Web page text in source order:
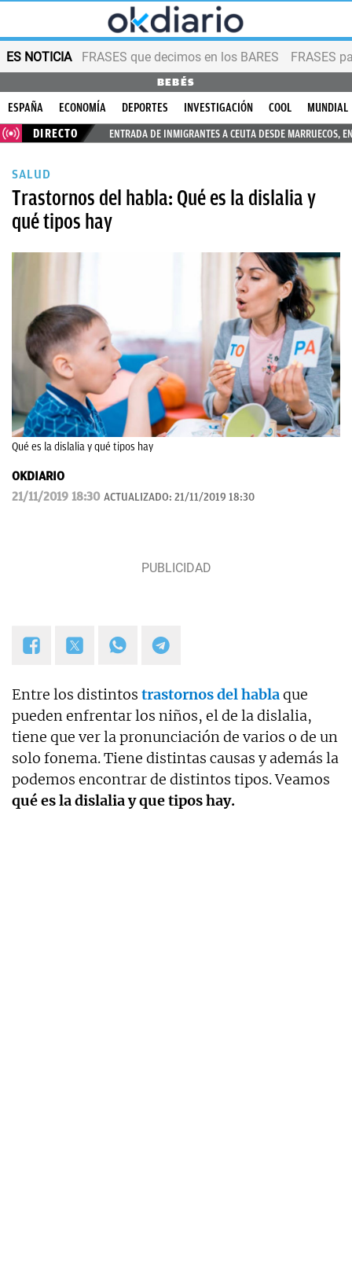
ES NOTICIA FRASES que decimos en los BARES FRASES
BEBÉS
ESPAÑA ECONOMÍA DEPORTES INVESTIGACIÓN COOL
MUNDIAL
DIRECTO
ENTRADA DE INMIGRANTES A CEUTA DESDE MARRUECOS,
SALUD
Trastornos del habla: Qué es la dislalia y
qué tipos hay
Qué es la dislalia y qué tipos hay
OKDIARIO
21/11/2019 18:30 ACTUALIZADO: 21/11/2019 18:30
Entre los distintos trastornos del hablaque
pueden enfrentar los niños, el de la dislalia,
tiene que ver la pronunciación de varios o de un
solo fonema. Tiene distintas causas y además la
podemos encontrar de distintos tipos. Veamos
qué es la dislalia y que tipos hay.